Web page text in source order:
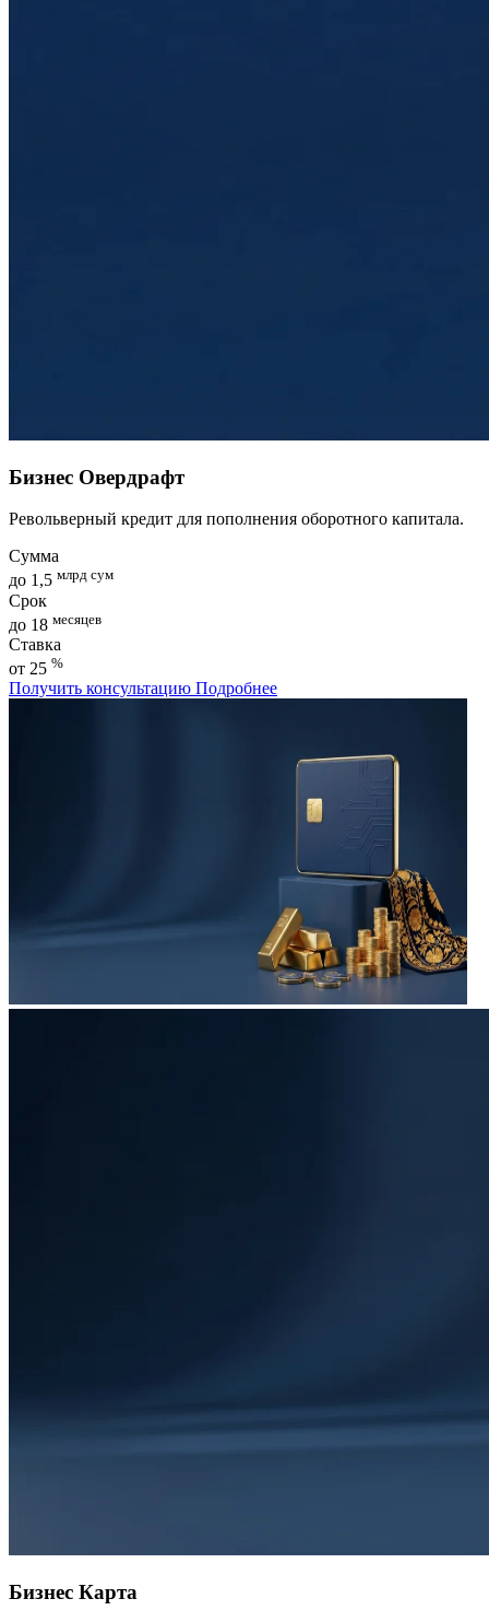
Бизнес Овердрафт
Револьверный кредит для пополнения оборотного капитала.
Сумма
до 1,5 млрд сум
Срок
до 18 месяцев
Ставка
от 25 %
Получить консультацию Подробнее
Бизнес Карта